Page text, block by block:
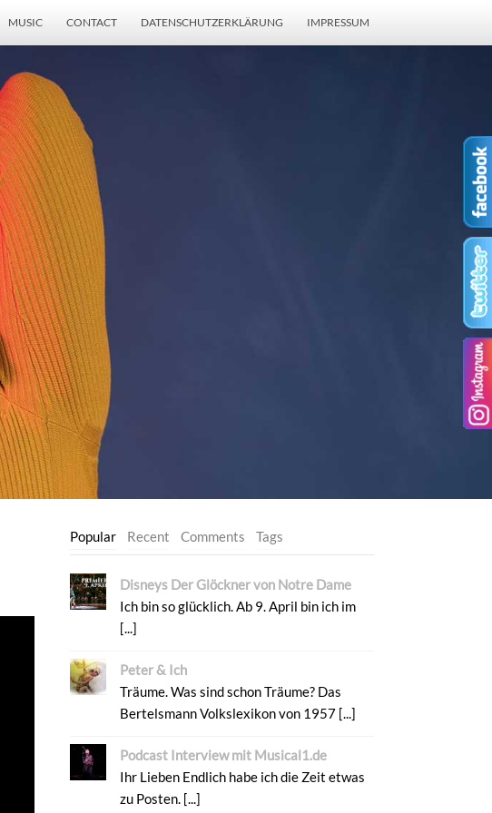
MUSIC CONTACT DATENSCHUTZERKLÄRUNG IMPRESSUM
Popular Recent Comments Tags
Disneys Der Glöckner von Notre Dame
Ich bin so glücklich. Ab 9. April bin ich im
[...]
Peter & Ich
Träume. Was sind schon Träume? Das
Bertelsmann Volkslexikon von 1957 [...]
Podcast Interview mit Musical1.de
Ihr Lieben Endlich habe ich die Zeit etwas
zu Posten. [...]